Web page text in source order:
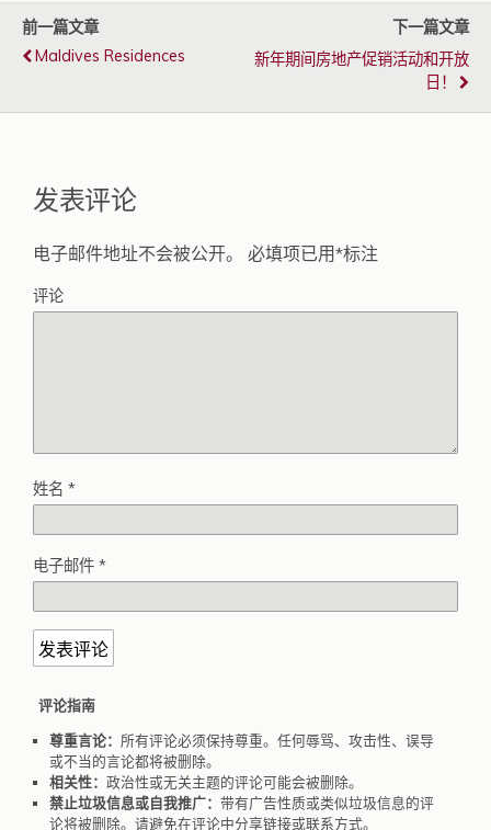
前一篇文章
Maldives Residences
下一篇文章
新年期间房地产促销活动和开放
日！
发表评论
电子邮件地址不会被公开。 必填项已用*标注
评论
姓名 *
电子邮件 *
评论指南
尊重言论： 所有评论必须保持尊重。任何辱骂、攻击性、误导
或不当的言论都将被删除。
相关性： 政治性或无关主题的评论可能会被删除。
禁止垃圾信息或自我推广： 带有广告性质或类似垃圾信息的评
论将被删除。请避免在评论中分享链接或联系方式。